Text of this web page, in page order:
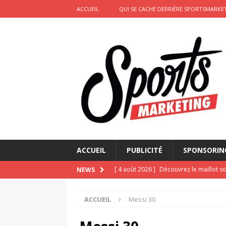
ACCUEIL QUI SE CACHE DERRIÈRE
ACCUEIL PUBLICITÉ
NEWS [ 4 août 2026 ] Découvrez le maillot
[ 2 août 2026 ]
[ 2 août 2026 ]
ACCUEIL Messi 30